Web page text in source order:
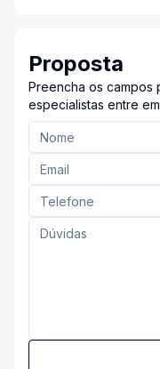
Proposta
Preencha os campos
especialistas entre